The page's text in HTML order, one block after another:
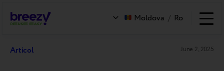
Moldova / Ro
Articol June 2, 2025